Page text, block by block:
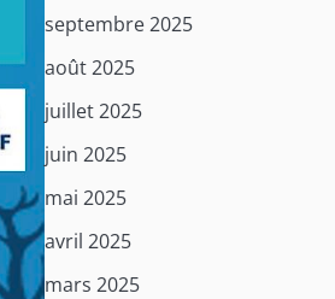
septembre 2025
août 2025
juillet 2025
juin 2025
mai 2025
avril 2025
mars 2025